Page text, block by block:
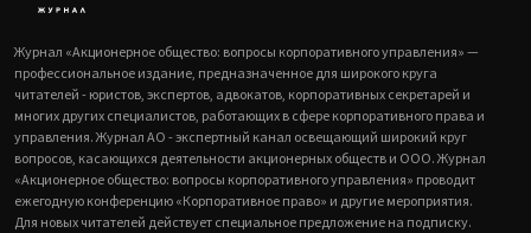
Журнал «Акционерное общество: вопросы корпоративного управления» —
профессиональное издание, предназначенное для широкого круга
читателей - юристов, экспертов, адвокатов, корпоративных секретарей и
многих других специалистов, работающих в сфере корпоративного права и
управления. Журнал АО - экспертный канал освещающий широкий круг
вопросов, касающихся деятельности акционерных обществ и ООО. Журнал
«Акционерное общество: вопросы корпоративного управления» проводит
ежегодную конференцию «Корпоративное право» и другие мероприятия.
Для новых читателей действует специальное предложение на подписку.